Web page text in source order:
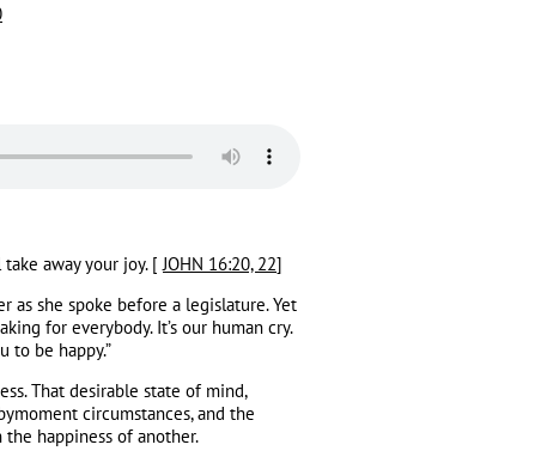
away your joy. [ JOHN 16:20, 22]
as she spoke before a legislature. Yet
for everybody. It’s our human cry.
to be happy.”
That desirable state of mind,
circumstances, and the
happiness of another.